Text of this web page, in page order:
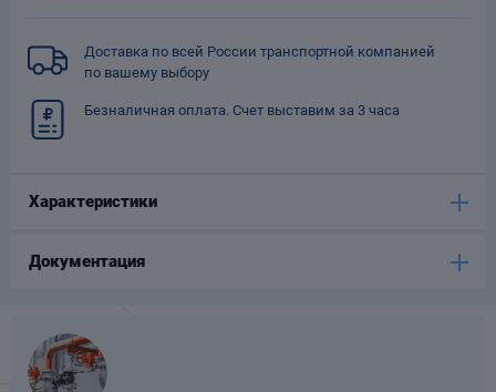
Доставка по всей России транспортной компанией
по вашему выбору
Безналичная оплата. Счет выставим за 3 часа
Характеристики
Документация
Хомуты для труб